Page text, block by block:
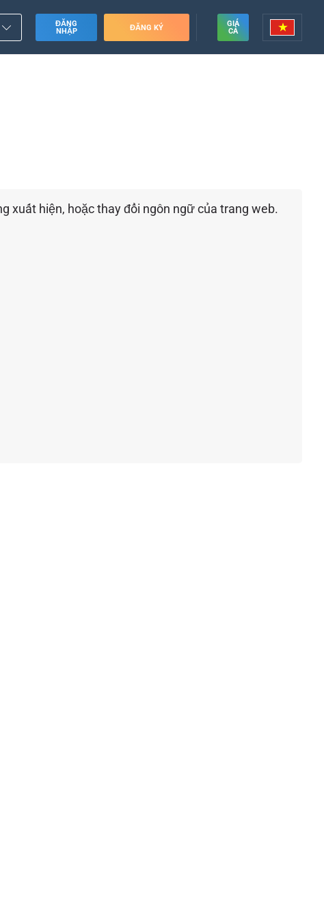
ĐĂNG
NHẬP
ĐĂNG KÝ
GIÁ
CẢ